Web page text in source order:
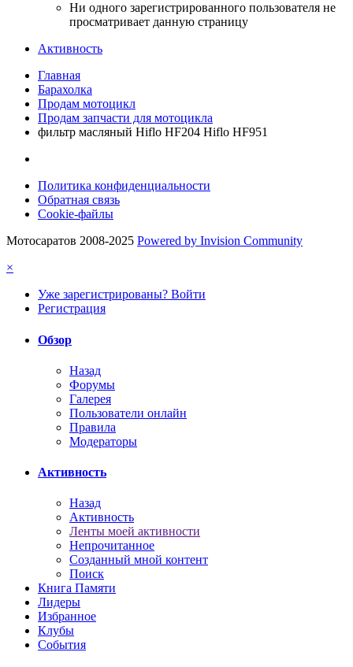
Ни одного зарегистрированного пользователя не
просматривает данную страницу
Активность
Главная
Барахолка
Продам мотоцикл
Продам запчасти для мотоцикла
фильтр масляный Hiflo HF204 Hiflo HF951
Политика конфиденциальности
Обратная связь
Cookie-файлы
Мотосаратов 2008-2025 Powered by Invision Community
×
Уже зарегистрированы? Войти
Регистрация
Обзор
Назад
Форумы
Галерея
Пользователи онлайн
Правила
Модераторы
Активность
Назад
Активность
Ленты моей активности
Непрочитанное
Созданный мной контент
Поиск
Книга Памяти
Лидеры
Избранное
Клубы
События